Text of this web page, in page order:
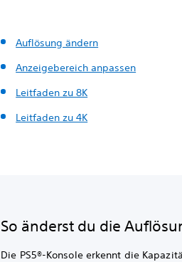
Auflösung ändern
Anzeigebereich anpassen
Leitfaden zu 8K
Leitfaden zu 4K
So änderst du die
Die PS5®-Konsole erkennt die